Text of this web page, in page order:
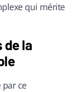
qui mérite
de la
par ce